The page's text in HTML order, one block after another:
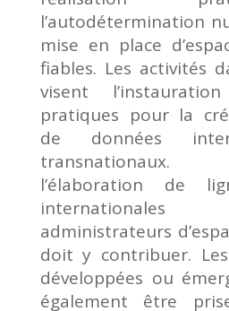
l’autodétermination
mise en place
fiables. Les activités
visent
pratiques pour la
de données
transnationaux.
l’élaboration de
administrateurs
doit y contribuer.
développées ou
également être